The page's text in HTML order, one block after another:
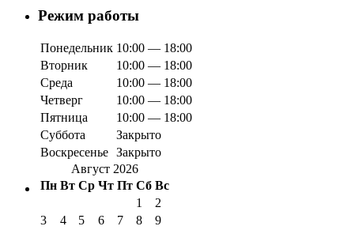
Режим работы
Понедельник 10:00 — 18:00
Вторник
10:00 — 18:00
Среда
10:00 — 18:00
Четверг
10:00 — 18:00
Пятница
10:00 — 18:00
Суббота
Закрыто
Воскресенье Закрыто
Август 2026
Пн Вт Ср Чт Пт Сб Вс
1
2
3
4 5 6 7 8
9